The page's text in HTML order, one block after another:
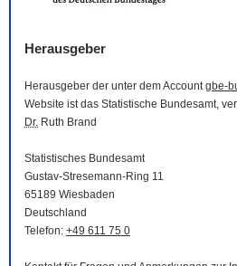
Herausgeber
Herausgeber der unter dem Accountgbe-
Website ist das Statistische Bundesamt,
Dr. Ruth Brand
Statistisches Bundesamt
Gustav-Stresemann-Ring 11
65189 Wiesbaden
Deutschland
Telefon: +49 611 75 0